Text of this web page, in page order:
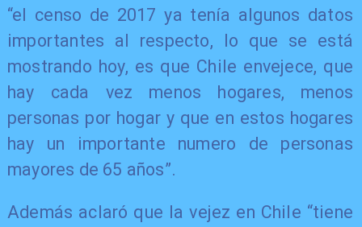
“el censo de 2017 ya tenía algunos datos
importantes al respecto, lo que se está
mostrando hoy, es que Chile envejece, que
hay cada vez menos hogares, menos
personas por hogar y que en estos hogares
hay un importante numero de personas
mayores de 65 años”.
Además aclaró que la vejez en Chile “tiene